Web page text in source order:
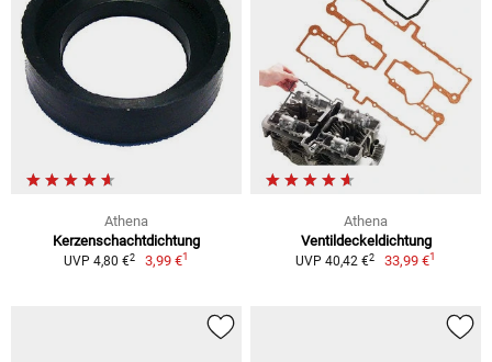
Athena
Kerzenschachtdichtung
UVP 4,80 €2 3,99 €1
Athena
Ventildeckeldichtung
UVP 40,42 €2 33,99 €1